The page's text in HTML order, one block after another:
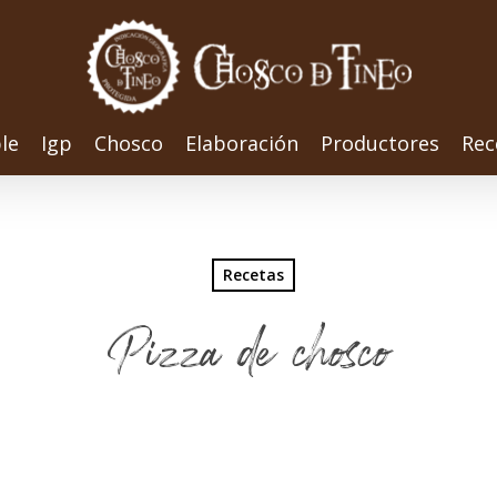
Igp Chosco Elaboración Productores
Recetas
Pizza de chosco